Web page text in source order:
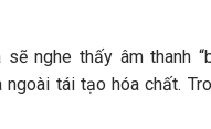
nghe thấy âm thanh
ngoài tái tạo hóa chất.